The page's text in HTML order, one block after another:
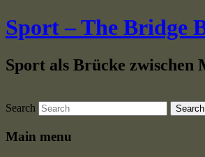
Sport – The Bridge
Sport als Brücke zwischen
Search
Main menu